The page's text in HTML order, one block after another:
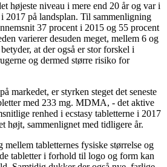
højeste niveau i mere end 20 år og var i
2017 på landsplan. Til sammenligning
37 procent i 2015 og 55 procent
varierer desuden meget, mellem 6 og
at der også er stor forskel i
og dermed større risiko for
markedet, er styrken steget det seneste
med 233 mg. MDMA, - det aktive
renhed i ecstasy tabletterne i 2017
højt, sammenlignet med tidligere år.
tabletternes fysiske størrelse og
tabletter i forhold til logo og form kan